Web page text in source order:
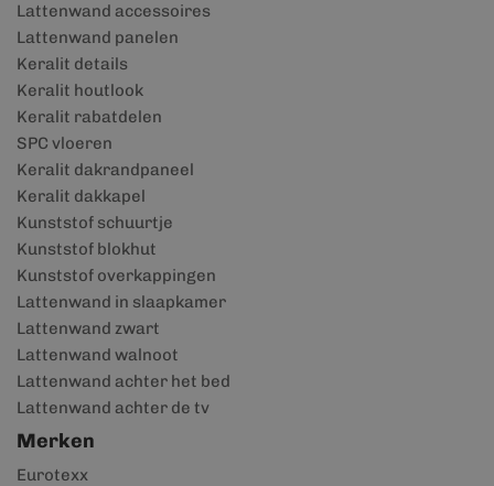
Lattenwand accessoires
Lattenwand panelen
Keralit details
Keralit houtlook
Keralit rabatdelen
SPC vloeren
Keralit dakrandpaneel
Keralit dakkapel
Kunststof schuurtje
Kunststof blokhut
Kunststof overkappingen
Lattenwand in slaapkamer
Lattenwand zwart
Lattenwand walnoot
Lattenwand achter het bed
Lattenwand achter de tv
Merken
Eurotexx